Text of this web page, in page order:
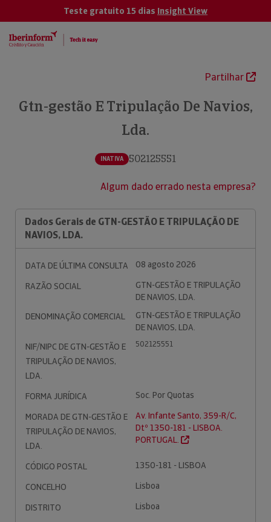
Teste gratuito 15 dias Insight View
Partilhar
Gtn-gestão E Tripulação De Navios,
Lda.
INATIVA 502125551
Algum dado errado nesta empresa?
Dados Gerais de GTN-GESTÃO E TRIPULAÇÃO DE
NAVIOS, LDA.
DATA DE ÚLTIMA CONSULTA
08 agosto 2026
RAZÃO SOCIAL
GTN-GESTÃO E TRIPULAÇÃO
DE NAVIOS, LDA.
DENOMINAÇÃO COMERCIAL
GTN-GESTÃO E TRIPULAÇÃO
DE NAVIOS, LDA.
NIF/NIPC DE GTN-GESTÃO E
TRIPULAÇÃO DE NAVIOS,
LDA.
502125551
FORMA JURÍDICA
Soc. Por Quotas
MORADA DE GTN-GESTÃO E
TRIPULAÇÃO DE NAVIOS,
LDA.
Av. Infante Santo, 359-R/C,
Dtº 1350-181 - LISBOA.
PORTUGAL.
CÓDIGO POSTAL
1350-181 - LISBOA
CONCELHO
Lisboa
DISTRITO
Lisboa